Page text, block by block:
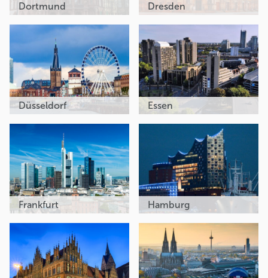
Dortmund Dresden
Düsseldorf Essen
Frankfurt Hamburg